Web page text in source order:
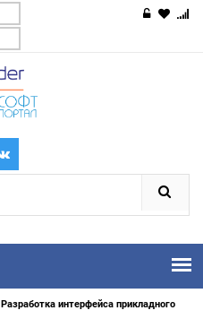
Разработка интерфейса прикладного